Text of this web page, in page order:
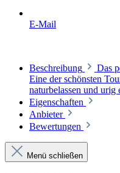
E-Mail
Beschreibung
Das
Eine der schönsten
naturbelassen und
Eigenschaften
Anbieter
Bewertungen
Menü schließen